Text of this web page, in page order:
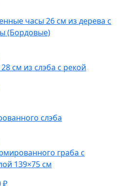
см из слэба с рекой
граба с
139×75 см
₽